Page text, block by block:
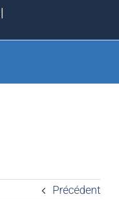
Précédent